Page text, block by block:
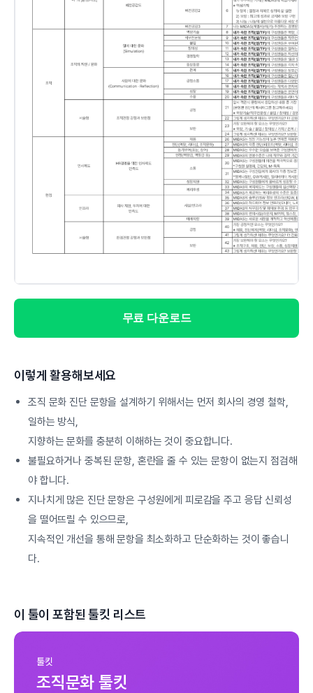
무료 다운로드
이렇게 활용해보세요
조직 문화 진단 문항을 설계하기 위해서는 먼저 회사의 경영 철학,
일하는 방식,
지향하는 문화를 충분히 이해하는 것이 중요합니다.
불필요하거나 중복된 문항, 혼란을 줄 수 있는 문항이 없는지 점검해
야 합니다.
지나치게 많은 진단 문항은 구성원에게 피로감을 주고 응답 신뢰성
을 떨어뜨릴 수 있으므로,
지속적인 개선을 통해 문항을 최소화하고 단순화하는 것이 좋습니
다.
이 툴이 포함된 툴킷 리스트
툴킷
조직문화 툴킷